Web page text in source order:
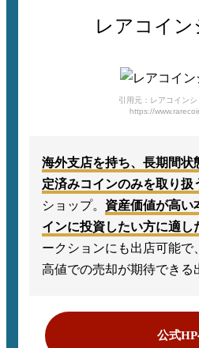
レアコイ
引用元：レアコイン
https://
海外支店を持ち、長期間状
定済みコインのみを取り扱
ショップ。 資産価値が高い
インに投資したい方に適し
ークションにも出店可能で
高値での売却が期待できる
公式